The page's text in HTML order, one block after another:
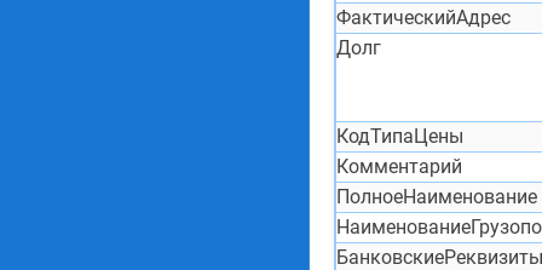
ФактическийАдрес
Долг
КодТипаЦены
Комментарий
ПолноеНаименование
БанковскиеРеквизиты